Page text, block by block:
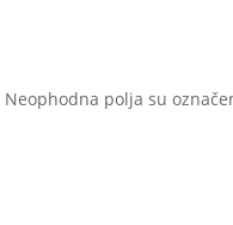
Neophodna polja su